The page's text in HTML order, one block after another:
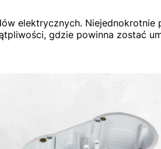
elektrycznych. Niejednokrotnie
gdzie powinna zostać